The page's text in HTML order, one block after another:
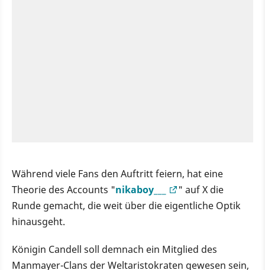
Während viele Fans den Auftritt feiern, hat eine
Theorie des Accounts "nikaboy___
" auf X die
Runde gemacht, die weit über die eigentliche Optik
hinausgeht.
Königin Candell soll demnach ein Mitglied des
Manmayer-Clans der Weltaristokraten gewesen sein,